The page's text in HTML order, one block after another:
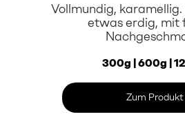
Vollmundig,
etwas erdig, mit
300g | 600g |
Zum Produkt